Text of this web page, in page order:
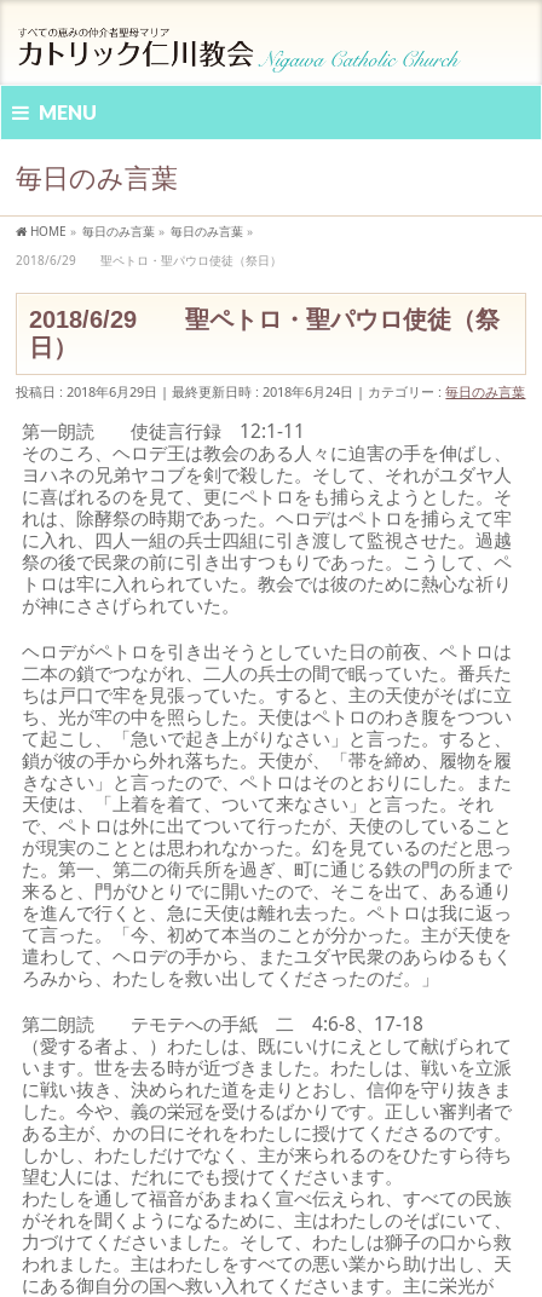
MENU
毎日のみ言葉
HOME » 毎日のみ言葉 » 毎日のみ言葉 »
2018/6/29 聖ペトロ・聖パウロ使徒（祭日）
2018/6/29 聖ペトロ・聖パウロ使徒（祭
日）
投稿日 : 2018年6月29日 最終更新日時 : 2018年6月24日 カテゴリー :毎日のみ言葉
第一朗読 使徒言行録 12:1-11
そのころ、ヘロデ王は教会のある人々に迫害の手を伸ばし、
ヨハネの兄弟ヤコブを剣で殺した。そして、それがユダヤ人
に喜ばれるのを見て、更にペトロをも捕らえようとした。そ
れは、除酵祭の時期であった。ヘロデはペトロを捕らえて牢
に入れ、四人一組の兵士四組に引き渡して監視させた。過越
祭の後で民衆の前に引き出すつもりであった。こうして、ペ
トロは牢に入れられていた。教会では彼のために熱心な祈り
が神にささげられていた。
ヘロデがペトロを引き出そうとしていた日の前夜、ペトロは
二本の鎖でつながれ、二人の兵士の間で眠っていた。番兵た
ちは戸口で牢を見張っていた。すると、主の天使がそばに立
ち、光が牢の中を照らした。天使はペトロのわき腹をつつい
て起こし、「急いで起き上がりなさい」と言った。すると、
鎖が彼の手から外れ落ちた。天使が、「帯を締め、履物を履
きなさい」と言ったので、ペトロはそのとおりにした。また
天使は、「上着を着て、ついて来なさい」と言った。それ
で、ペトロは外に出てついて行ったが、天使のしていること
が現実のこととは思われなかった。幻を見ているのだと思っ
た。第一、第二の衛兵所を過ぎ、町に通じる鉄の門の所まで
来ると、門がひとりでに開いたので、そこを出て、ある通り
を進んで行くと、急に天使は離れ去った。ペトロは我に返っ
て言った。「今、初めて本当のことが分かった。主が天使を
遣わして、ヘロデの手から、またユダヤ民衆のあらゆるもく
ろみから、わたしを救い出してくださったのだ。」
第二朗読 テモテへの手紙 二 4:6-8、17-18
（愛する者よ、）わたしは、既にいけにえとして献げられて
います。世を去る時が近づきました。わたしは、戦いを立派
に戦い抜き、決められた道を走りとおし、信仰を守り抜きま
した。今や、義の栄冠を受けるばかりです。正しい審判者で
ある主が、かの日にそれをわたしに授けてくださるのです。
しかし、わたしだけでなく、主が来られるのをひたすら待ち
望む人には、だれにでも授けてくださいます。
わたしを通して福音があまねく宣べ伝えられ、すべての民族
がそれを聞くようになるために、主はわたしのそばにいて、
力づけてくださいました。そして、わたしは獅子の口から救
われました。主はわたしをすべての悪い業から助け出し、天
にある御自分の国へ救い入れてくださいます。主に栄光が